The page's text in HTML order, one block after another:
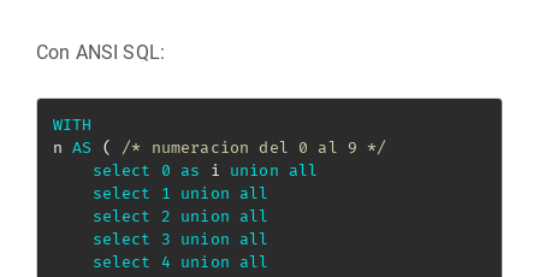
Con ANSI SQL:
WITH
n AS (
/* numeracion del 0 al 9 */
select
0 as i union
all
select
1 union
all
select
2 union
all
select
3 union
all
select
4 union
all